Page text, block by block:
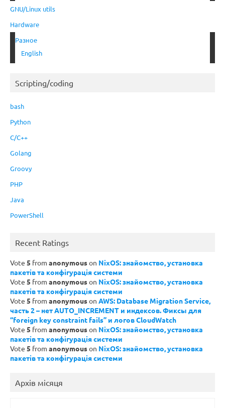
GNU/Linux utils
Hardware
Разное
English
Scripting/coding
bash
Python
C/C++
Golang
Groovy
PHP
Java
PowerShell
Recent Ratings
Vote 5 from anonymouson NixOS: знайомство, установка
пакетів та конфігурація системи
Vote 5 from anonymouson NixOS: знайомство, установка
пакетів та конфігурація системи
Vote 5 from anonymouson AWS: Database Migration Service,
часть 2 – нет AUTO_INCREMENT и индексов. Фиксы для
“foreign key constraint fails” и логов CloudWatch
Vote 5 from anonymouson NixOS: знайомство, установка
пакетів та конфігурація системи
Vote 5 from anonymouson NixOS: знайомство, установка
пакетів та конфігурація системи
Архів місяця